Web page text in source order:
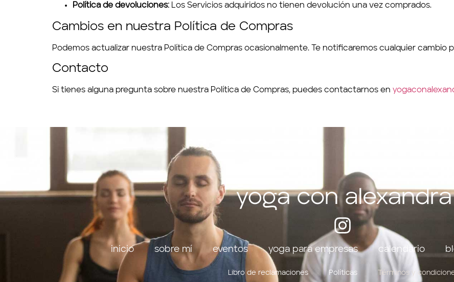
Política de devoluciones: Los Servicios adquiridos no tienen devolución una vez comprados.
Cambios en nuestra Política de Compras
Podemos actualizar nuestra Política de Compras ocasionalmente. Te notificaremos cualquier cambio
Contacto
Si tienes alguna pregunta sobre nuestra Política de Compras, puedes contactarnos en
inicio sobre mí eventos yoga para empresas calendario
Libro de reclamaciones Políticas Términos y